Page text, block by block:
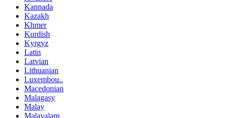
Kannada
Kazakh
Khmer
Kurdish
Kyrgyz
Latin
Latvian
Lithuanian
Luxembou..
Macedonian
Malagasy
Malay
Malayalam